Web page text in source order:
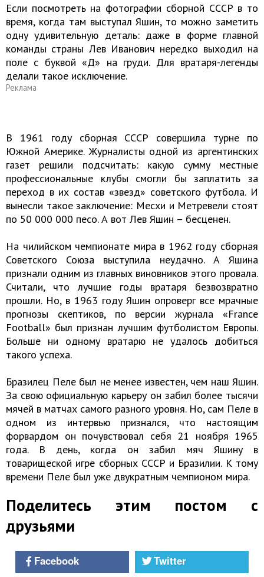
Если посмотреть на фотографии сборной СССР в то
время, когда там выступал Яшин, то можно заметить
одну удивительную деталь: даже в форме главной
команды страны Лев Иванович нередко выходил на
поле с буквой «Д» на груди. Для вратаря-легенды
делали такое исключение.
Реклама
В 1961 году сборная СССР совершила турне по
Южной Америке. Журналисты одной из аргентинских
газет решили подсчитать: какую сумму местные
профессиональные клубы смогли бы заплатить за
переход в их состав «звезд» советского футбола. И
вынесли такое заключение: Месхи и Метревели стоят
по 50 000 000 песо. А вот Лев Яшин – бесценен.
На чилийском чемпионате мира в 1962 году сборная
Советского Союза выступила неудачно. А Яшина
признали одним из главных виновников этого провала.
Считали, что лучшие годы вратаря безвозвратно
прошли. Но, в 1963 году Яшин опроверг все мрачные
прогнозы скептиков, по версии журнала «France
Football» был признан лучшим футболистом Европы.
Больше ни одному вратарю не удалось добиться
такого успеха.
Бразилец Пеле был не менее известен, чем наш Яшин.
За свою официальную карьеру он забил более тысячи
мячей в матчах самого разного уровня. Но, сам Пеле в
одном из интервью признался, что настоящим
форвардом он почувствовал себя 21 ноября 1965
года. В день, когда он забил мяч Яшину в
товарищеской игре сборных СССР и Бразилии. К тому
времени Пеле был уже двукратным чемпионом мира.
Поделитесь этим постом с
друзьями
Facebook Twitter